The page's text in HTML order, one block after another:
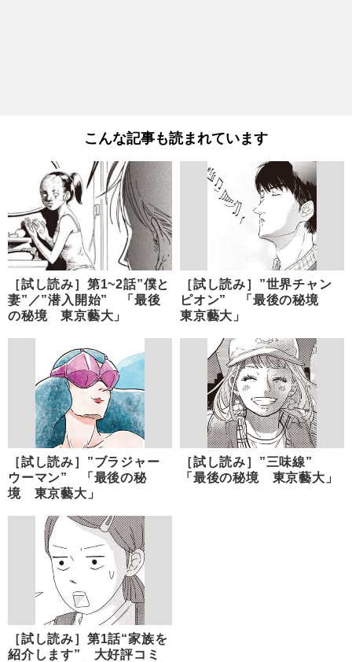
こんな記事も読まれています
［試し読み］第1~2話”僕と
妻”／”潜入開始” 「最後
の秘境 東京藝大」
［試し読み］”世界チャン
ピオン” 「最後の秘境
東京藝大」
［試し読み］”ブラジャー
ウーマン” 「最後の秘
境 東京藝大」
［試し読み］”三味線”
「最後の秘境 東京藝大」
［試し読み］第1話“家族を
紹介します” 大好評コミ